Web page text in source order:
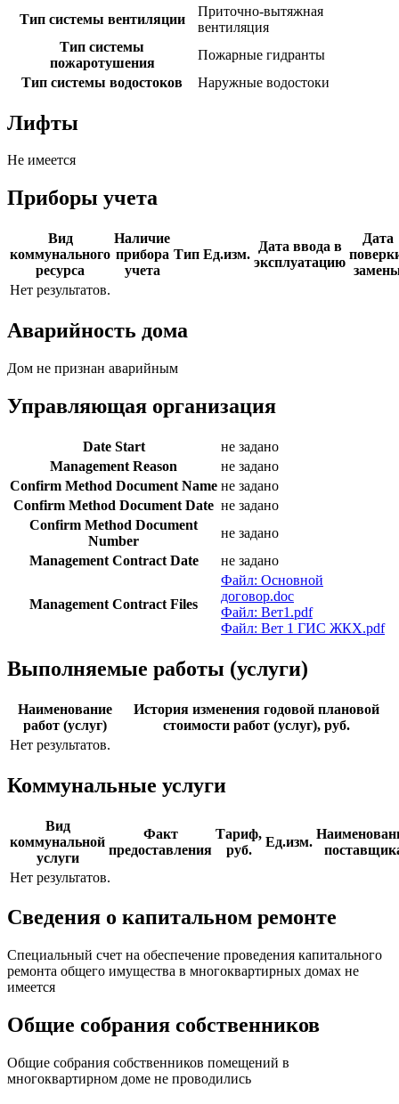
Тип системы вентиляции
Приточно-вытяжная
вентиляция
Тип системы
пожаротушения
Пожарные гидранты
Тип системы водостоков
Наружные водостоки
Лифты
Не имеется
Приборы учета
Вид
коммунального
ресурса
Наличие
прибора
учета
Тип Ед.изм.
Дата ввода в
эксплуатацию
Дата
Нет результатов.
Аварийность дома
Дом не признан аварийным
Управляющая организация
Date Start
не задано
Management Reason
не задано
Confirm Method Document Name не задано
Confirm Method Document Date не задано
Confirm Method Document
Number
не задано
Management Contract Date
не задано
Management Contract Files
Файл: Основной
договор.doc
Файл: Вет1.pdf
Файл: Вет 1 ГИС ЖКХ.pdf
Выполняемые работы (услуги)
Наименование
работ (услуг)
История изменения годовой плановой
стоимости работ (услуг), руб.
Нет результатов.
Коммунальные услуги
Вид
коммунальной
услуги
Факт
предоставления
Тариф,
руб.
Ед.изм.
Нет результатов.
Сведения о капитальном ремонте
Специальный счет на обеспечение проведения капитального
ремонта общего имущества в многоквартирных домах не
имеется
Общие собрания собственников
Общие собрания собственников помещений в
многоквартирном доме не проводились